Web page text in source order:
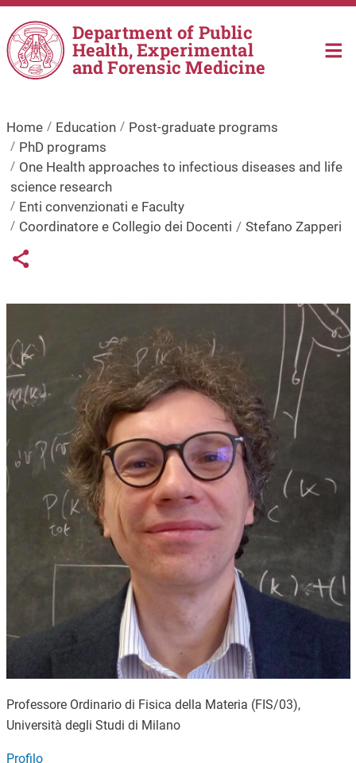
Skip to main content
Department of Public
Health, Experimental
and Forensic Medicine
Home Education
Post-graduate programs
PhD programs
One Health approaches to infectious diseases and life
science research
Enti convenzionati e Faculty
Coordinatore e Collegio dei Docenti
Stefano Zapperi
Links condivisione social
Share button
Professore Ordinario di Fisica della Materia (FIS/03),
Università degli Studi di Milano
Profilo